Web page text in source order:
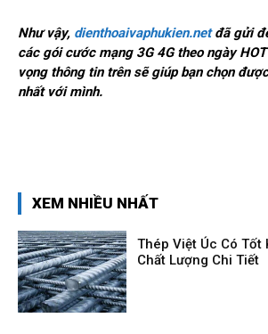
Như vậy, dienthoaivaphukien.netđã gửi
các gói cước mạng 3G 4G theo ngày
vọng thông tin trên sẽ giúp bạn chọn
nhất với mình.
XEM NHIỀU NHẤT
Thép Việt Úc Có Tốt
Chất Lượng Chi Tiết